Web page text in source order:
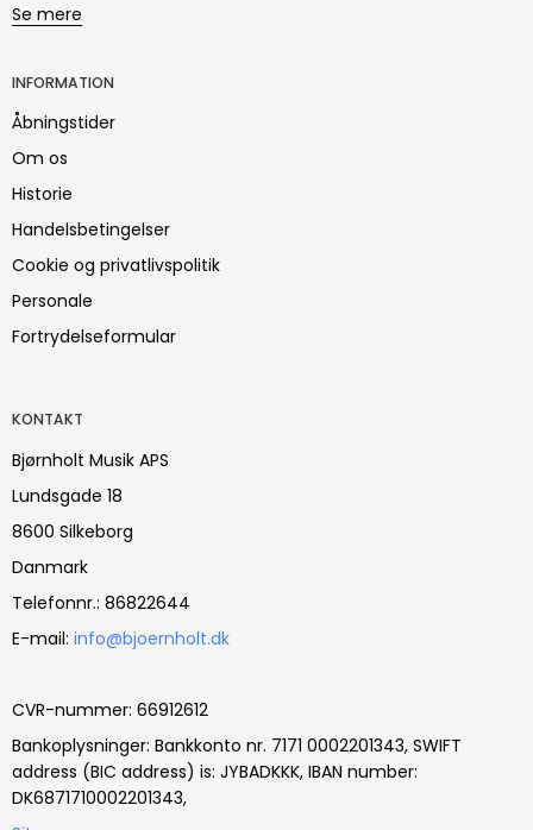
Se mere
INFORMATION
Åbningstider
Om os
Historie
Handelsbetingelser
Cookie og privatlivspolitik
Personale
Fortrydelseformular
KONTAKT
Bjørnholt Musik APS
Lundsgade 18
8600 Silkeborg
Danmark
Telefonnr.: 86822644
E-mail: info@bjoernholt.dk
CVR-nummer: 66912612
Bankoplysninger: Bankkonto nr. 7171 0002201343, SWIFT
address (BIC address) is: JYBADKKK, IBAN number:
DK6871710002201343,